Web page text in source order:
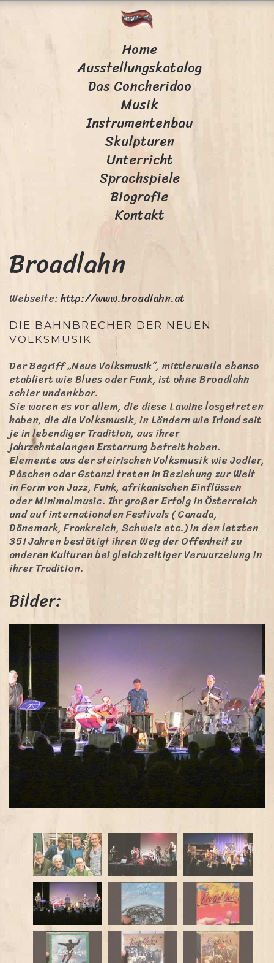
Home
Ausstellungskatalog
Das Concheridoo
Musik
Instrumentenbau
Skulpturen
Unterricht
Sprachspiele
Biografie
Kontakt
Broadlahn
Webseite:http://www.broadlahn.at
DIE BAHNBRECHER DER NEUEN
VOLKSMUSIK
Der Begriff „Neue Volksmusik“, mittlerweile ebenso
etabliert wie Blues oder Funk, ist ohne Broadlahn
schier undenkbar.
Sie waren es vor allem, die diese Lawine losgetreten
haben, die die Volksmusik, in Ländern wie Irland seit
je in lebendiger Tradition, aus ihrer
jahrzehntelangen Erstarrung befreit haben.
Elemente aus der steirischen Volksmusik wie Jodler,
Påschen oder Gstanzl treten in Beziehung zur Welt
in Form von Jazz, Funk, afrikanischen Einflüssen
oder Minimalmusic. Ihr großer Erfolg in Österreich
und auf internationalen Festivals ( Canada,
Dänemark, Frankreich, Schweiz etc.) in den letzten
35! Jahren bestätigt ihren Weg der Offenheit zu
anderen Kulturen bei gleichzeitiger Verwurzelung in
ihrer Tradition.
Bilder: